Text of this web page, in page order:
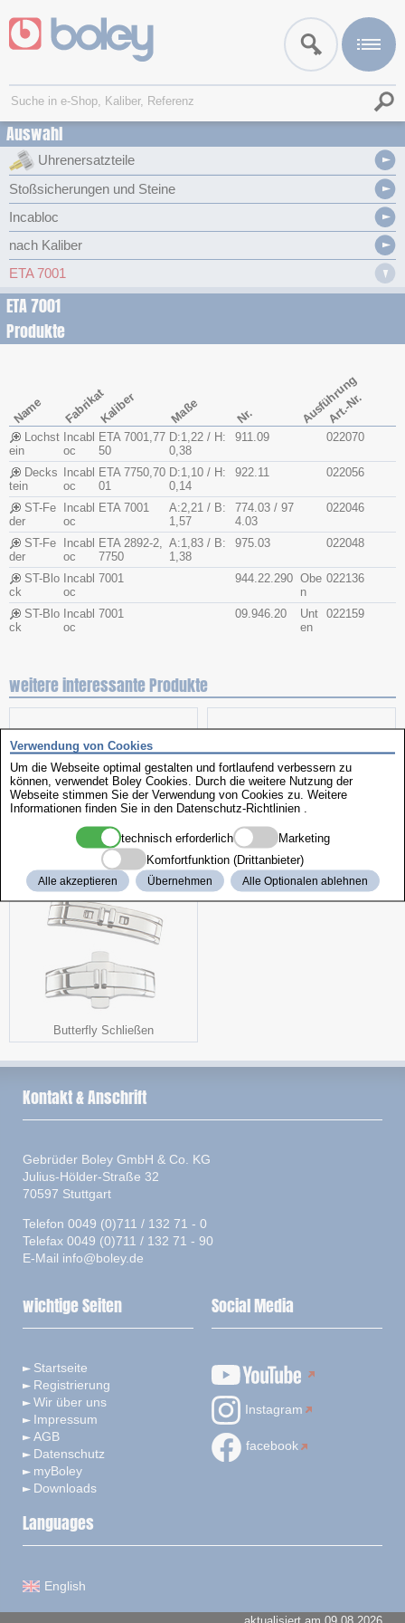
Auswahl
Uhrenersatzteile
Stoßsicherungen und Steine
Incabloc
nach Kaliber
ETA 7001
ETA 7001
Produkte
Name FabrikatKaliber Maße Nr. Ausführung
Art.-Nr.
Lochst
ein
Incabl
oc
ETA 7001,77
50
D:1,22 / H:
0,38
911.09 022070
Decks
tein
Incabl
oc
ETA 7750,70
01
D:1,10 / H:
0,14
922.11 022056
ST-Fe
der
Incabl
oc
ETA 7001
A:2,21 / B:
1,57
774.03 / 97
4.03
022046
ST-Fe
der
Incabl
oc
ETA 2892-2,
7750
A:1,83 / B:
1,38
975.03 022048
ST-Blo
ck
Incabl
oc
7001 944.22.290 Obe
n
022136
ST-Blo
ck
Incabl
oc
7001 09.946.20
Unt
en
022159
weitere interessante Produkte
Aktionspaket LED-Lupe
Butterfly Schließen
Verwendung von Cookies
Um die Webseite optimal gestalten und fortlaufend verbessern zu
können, verwendet Boley Cookies. Durch die weitere Nutzung der
Webseite stimmen Sie der Verwendung von Cookies zu. Weitere
Informationen finden Sie in den Datenschutz-Richtlinien
technisch erforderlich
Marketing
Komfortfunktion (Drittanbieter)
Alle akzeptieren Übernehmen Alle Optionalen ablehnen
Kontakt & Anschrift
Gebrüder Boley GmbH & Co. KG
Julius-Hölder-Straße 32
70597 Stuttgart
Telefon 0049 (0)711 / 132 71 - 0
Telefax 0049 (0)711 / 132 71 - 90
E-Mail info@boley.de
wichtige Seiten
Startseite
Registrierung
Wir über uns
Impressum
AGB
Datenschutz
myBoley
Downloads
Social Media
Instagram
facebook
Languages
English